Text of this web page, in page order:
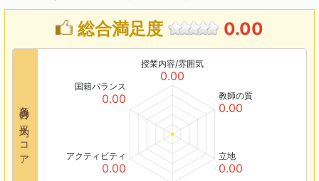
総合満足度 0.00
各項目の平均スコア
授業内容/雰囲気
0.00
教師の質
0.00
立地
0.00
アクティビティ
0.00
国籍バランス
0.00